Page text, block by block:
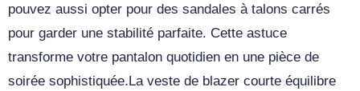
pouvez aussi opter pour des sandales à talons carrés
pour garder une stabilité parfaite. Cette astuce
transforme votre pantalon quotidien en une pièce de
soirée sophistiquée.La veste de blazer courte équilibre